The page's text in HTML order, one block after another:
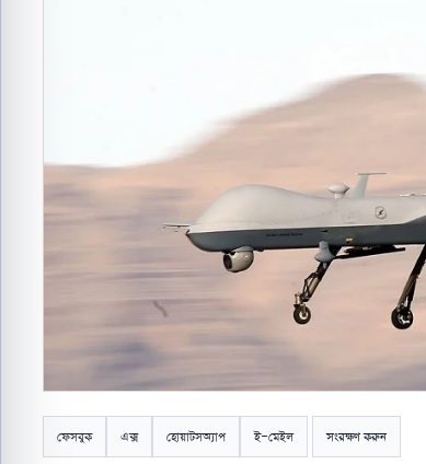
ফেসবুক এক্স হোয়াটসঅ্যাপ ই-মেইল সংরক্ষণ করুন